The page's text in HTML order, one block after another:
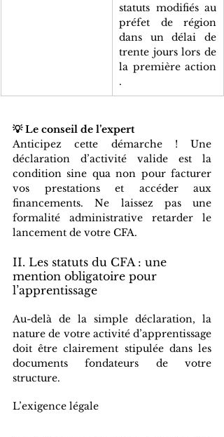
statuts modifiés au
préfet de région
dans un délai de
trente jours lors de
la première action
.
💡 Le conseil de l’expert
Anticipez cette démarche ! Une
déclaration d’activité valide est la
condition sine qua non pour facturer
vos prestations et accéder aux
financements. Ne laissez pas une
formalité administrative retarder le
lancement de votre CFA.
II. Les statuts du CFA : une
mention obligatoire pour
l’apprentissage
Au-delà de la simple déclaration, la
nature de votre activité d’apprentissage
doit être clairement stipulée dans les
documents fondateurs de votre
structure.
L’exigence légale